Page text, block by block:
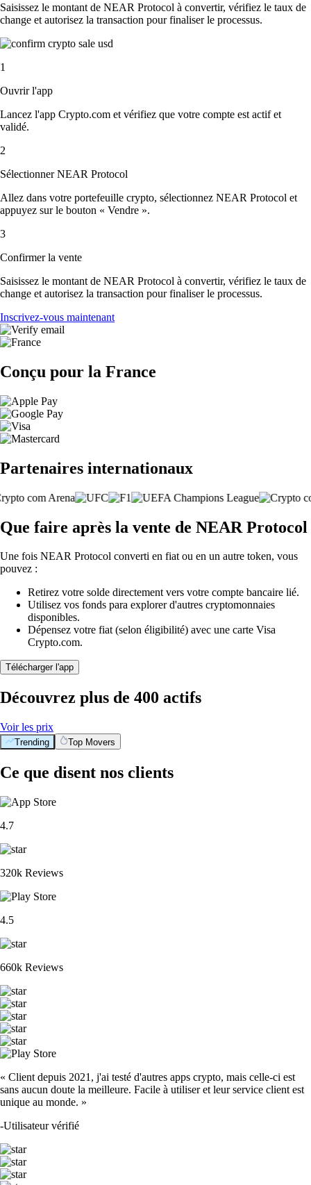
Saisissez le montant de NEAR Protocol à convertir, vérifiez le taux de
change et autorisez la transaction pour finaliser le processus.
1
Ouvrir l'app
Lancez l'app Crypto.com et vérifiez que votre compte est actif et
validé.
2
Sélectionner NEAR Protocol
Allez dans votre portefeuille crypto, sélectionnez NEAR Protocol et
appuyez sur le bouton « Vendre ».
3
Confirmer la vente
Saisissez le montant de NEAR Protocol à convertir, vérifiez le taux de
change et autorisez la transaction pour finaliser le processus.
Inscrivez-vous maintenant
Conçu pour la France
Partenaires internationaux
Que faire après la vente de NEAR Protocol
Une fois NEAR Protocol converti en fiat ou en un autre token, vous
pouvez :
Retirez votre solde directement vers votre compte bancaire lié.
Utilisez vos fonds para explorer d'autres cryptomonnaies
disponibles.
Dépensez votre fiat (selon éligibilité) avec une carte Visa
Crypto.com.
Télécharger l'app
Découvrez plus de 400 actifs
Voir les prix
Trending Top Movers
Ce que disent nos clients
4.7
320k Reviews
4.5
660k Reviews
« Client depuis 2021, j'ai testé d'autres apps crypto, mais celle-ci est
sans aucun doute la meilleure. Facile à utiliser et leur service client est
unique au monde. »
-Utilisateur vérifié